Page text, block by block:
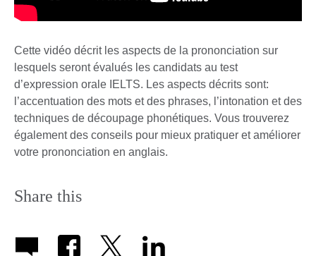
Cette vidéo décrit les aspects de la prononciation sur
lesquels seront évalués les candidats au test
d’expression orale IELTS. Les aspects décrits sont:
l’accentuation des mots et des phrases, l’intonation et des
techniques de découpage phonétiques. Vous trouverez
également des conseils pour mieux pratiquer et améliorer
votre prononciation en anglais.
Share this